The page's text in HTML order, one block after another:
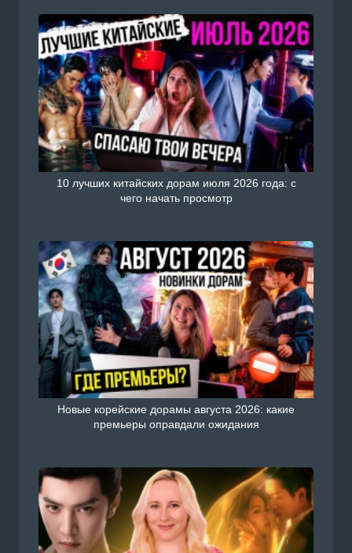
10 лучших китайских дорам июля 2026 года: с
чего начать просмотр
Новые корейские дорамы августа 2026: какие
премьеры оправдали ожидания